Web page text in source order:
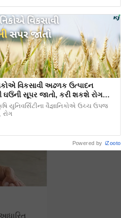
વિકસાવી અઢળક ઉત્પાદન
સૂપર જાતો, કરી શકશે રોગ
સહન
યુનિવર્સિટીના વૈજ્ઞાનિકોએ ઉચ્ચ ઉપજ
Powered by iZooto